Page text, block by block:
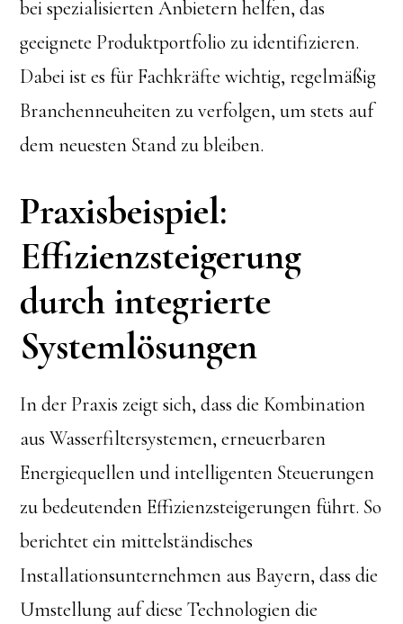
bei spezialisierten Anbietern helfen, das
geeignete Produktportfolio zu identifizieren.
Dabei ist es für Fachkräfte wichtig, regelmäßig
Branchenneuheiten zu verfolgen, um stets auf
dem neuesten Stand zu bleiben.
Praxisbeispiel:
Effizienzsteigerung
durch integrierte
Systemlösungen
In der Praxis zeigt sich, dass die Kombination
aus Wasserfiltersystemen, erneuerbaren
Energiequellen und intelligenten Steuerungen
zu bedeutenden Effizienzsteigerungen führt. So
berichtet ein mittelständisches
Installationsunternehmen aus Bayern, dass die
Umstellung auf diese Technologien die